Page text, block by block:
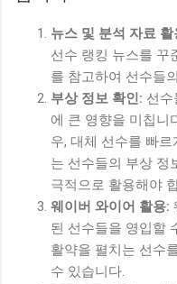
뉴스 및 분석 자료 활
선수 랭킹 뉴스를 꾸
를 참고하여 선수들
부상 정보 확인: 선수
에 큰 영향을 미칩니
우, 대체 선수를 빠르
는 선수들의 부상 정
극적으로 활용해야
웨이버 와이어 활용:
된 선수들을 영입할
활약을 펼치는 선수
수 있습니다.